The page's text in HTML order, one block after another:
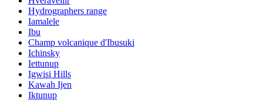
Hydrographers range
Iamalele
Ibu
Champ volcanique d'Ibusuki
Ichinsky
Iettunup
Igwisi Hills
Kawah Ijen
Iktunup